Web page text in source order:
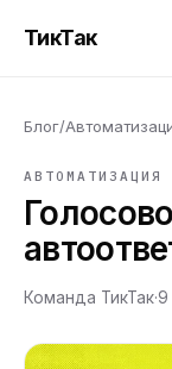
ТикТак
Блог/
АВТОМАТИЗАЦИЯ
Команда ТикТак·9